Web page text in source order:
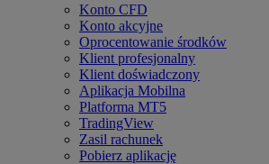
Konto CFD
Konto akcyjne
Oprocentowanie środków
Klient profesjonalny
Klient doświadczony
Aplikacja Mobilna
Platforma MT5
TradingView
Zasil rachunek
Pobierz aplikację